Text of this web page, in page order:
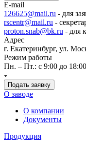
E-mail
126625@mail.ru - для
rscentr@mail.ru -
proton.snab@bk.ru - для
Адрес
г. Екатеринбург, ул.
Режим работы
Пн. – Пт.: с 9:00 до 18:00
Подать заявку
О заводе
О компании
Документы
Продукция